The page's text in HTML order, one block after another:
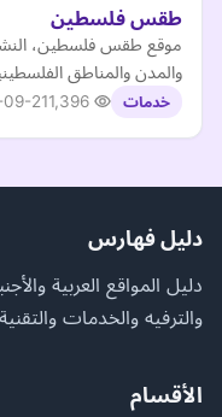
طقس فلسطين
موقع طقس فلسطين،
والمدن والمناطق
خدمات 21
دليل فهارس
دليل المواقع العربية
والترفيه والخدمات
الأقسام